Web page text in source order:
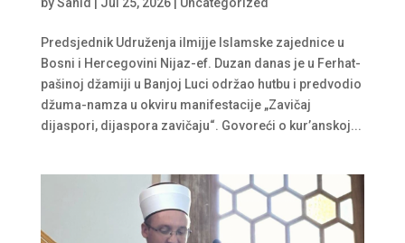
Predsjednik Udruženja ilmijje Islamske zajednice u
Bosni i Hercegovini Nijaz-ef. Duzan danas je u Ferhat-
pašinoj džamiji u Banjoj Luci održao hutbu i predvodio
džuma-namza u okviru manifestacije „Zavičaj
dijaspori, dijaspora zavičaju“. Govoreći o kur’anskoj...